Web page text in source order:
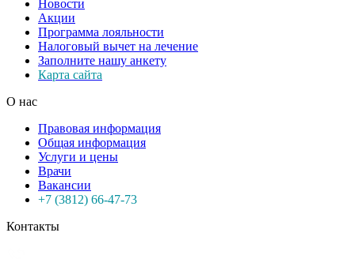
Новости
Акции
Программа лояльности
Налоговый вычет на лечение
Заполните нашу анкету
Карта сайта
О нас
Правовая информация
Общая информация
Услуги и цены
Врачи
Вакансии
+7 (3812) 66-47-73
Контакты